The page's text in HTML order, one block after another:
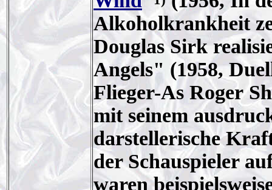
Alkoholkrankheit
Douglas Sirk
Angels" (1958,
Flieger-As Roger
mit seinem
darstellerische
der Schauspieler
waren